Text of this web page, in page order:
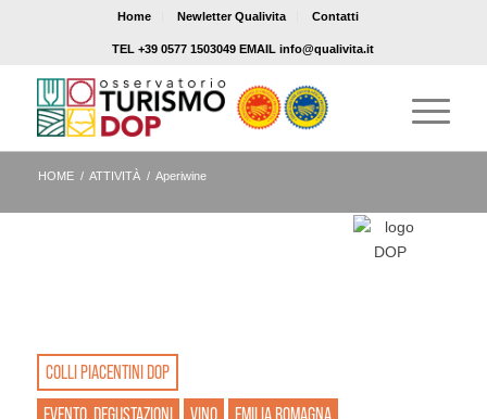
Home Newletter Qualivita Contatti
TEL +39 0577 1503049 EMAIL info@qualivita.it
HOME / ATTIVITÀ / Aperiwine
COLLI PIACENTINI DOP
EVENTO, DEGUSTAZIONI
VINO EMILIA ROMAGNA